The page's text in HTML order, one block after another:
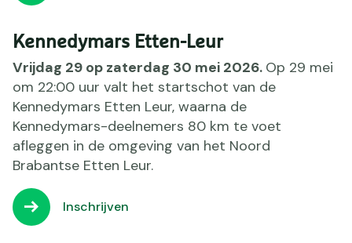
Kennedymars Etten-Leur
Vrijdag 29 op zaterdag 30 mei 2026. Op 29 mei
om 22:00 uur valt het startschot van de
Kennedymars Etten Leur, waarna de
Kennedymars-deelnemers 80 km te voet
afleggen in de omgeving van het Noord
Brabantse Etten Leur.
Inschrijven